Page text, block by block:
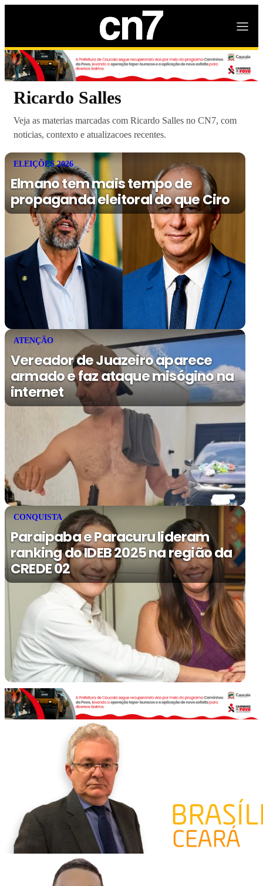
Ricardo Salles
Veja as materias marcadas com Ricardo Salles no CN7, com
noticias, contexto e atualizacoes recentes.
ELEIÇÕES 2026
Elmano tem mais tempo de
propaganda eleitoral do que Ciro
ATENÇÃO
Vereador de Juazeiro aparece
armado e faz ataque misógino na
internet
CONQUISTA
Paraipaba e Paracuru lideram
ranking do IDEB 2025 na região da
CREDE 02